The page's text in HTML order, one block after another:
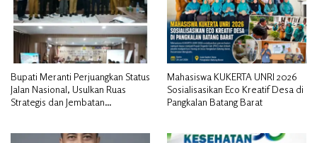
Bupati Meranti Perjuangkan Status
Jalan Nasional, Usulkan Ruas
Strategis dan Jembatan
Mahasiswa KUKERTA UNRI 2026
Sosialisasikan Eco Kreatif Desa di
Pangkalan Batang Barat